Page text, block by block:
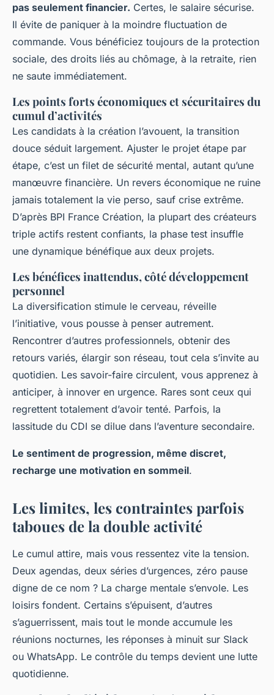
pas seulement financier. Certes, le salaire sécurise.
Il évite de paniquer à la moindre fluctuation de
commande. Vous bénéficiez toujours de la protection
sociale, des droits liés au chômage, à la retraite, rien
ne saute immédiatement.
Les points forts économiques et sécuritaires du
cumul d’activités
Les candidats à la création l’avouent, la transition
douce séduit largement. Ajuster le projet étape par
étape, c’est un filet de sécurité mental, autant qu’une
manœuvre financière. Un revers économique ne ruine
jamais totalement la vie perso, sauf crise extrême.
D’après BPI France Création, la plupart des créateurs
triple actifs restent confiants, la phase test insuffle
une dynamique bénéfique aux deux projets.
Les bénéfices inattendus, côté développement
personnel
La diversification stimule le cerveau, réveille
l’initiative, vous pousse à penser autrement.
Rencontrer d’autres professionnels, obtenir des
retours variés, élargir son réseau, tout cela s’invite au
quotidien. Les savoir-faire circulent, vous apprenez à
anticiper, à innover en urgence. Rares sont ceux qui
regrettent totalement d’avoir tenté. Parfois, la
lassitude du CDI se dilue dans l’aventure secondaire.
Le sentiment de progression, même discret,
recharge une motivation en sommeil.
Les limites, les contraintes parfois
taboues de la double activité
Le cumul attire, mais vous ressentez vite la tension.
Deux agendas, deux séries d’urgences, zéro pause
digne de ce nom ? La charge mentale s’envole. Les
loisirs fondent. Certains s’épuisent, d’autres
s’aguerrissent, mais tout le monde accumule les
réunions nocturnes, les réponses à minuit sur Slack
ou WhatsApp. Le contrôle du temps devient une lutte
quotidienne.